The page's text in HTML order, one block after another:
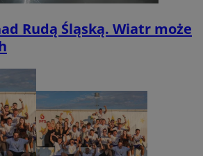
Rudą Śląską. Wiatr może